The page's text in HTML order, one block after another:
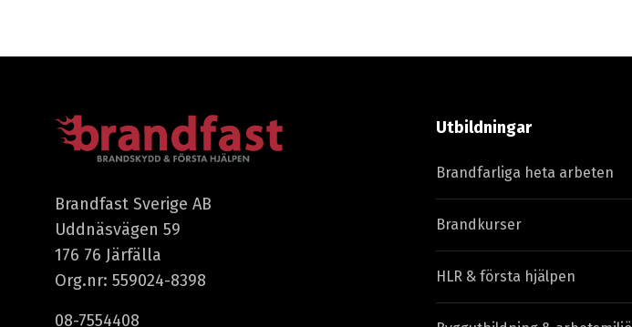
Brandfast Sverige AB
Uddnäsvägen 59
176 76 Järfälla
Org.nr: 559024-8398
08-7554408
Utbildningar
Brandfarliga heta arbeten
Brandkurser
HLR & första hjälpen